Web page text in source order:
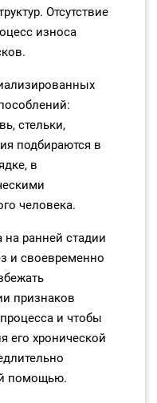
Отсутствие
износа
стельки,
подбираются в
в
человека.
ранней стадии
и своевременно
признаков
и чтобы
его хронической
помощью.